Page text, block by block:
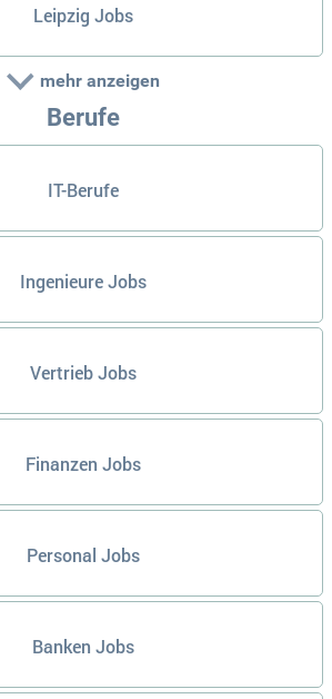
Leipzig Jobs
mehr anzeigen
Berufe
IT-Berufe
Ingenieure Jobs
Vertrieb Jobs
Finanzen Jobs
Personal Jobs
Banken Jobs